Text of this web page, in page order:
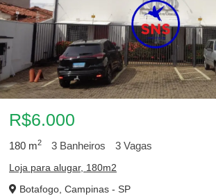
R$6.000
180 m2 3 Banheiros 3 Vagas
Loja para alugar, 180m2
Botafogo, Campinas - SP